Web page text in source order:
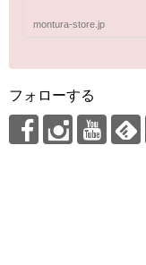
montura-store.jp
フォローする